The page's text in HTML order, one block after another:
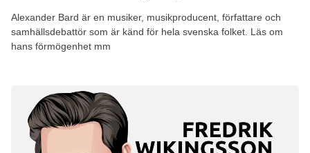
Alexander Bard är en musiker, musikproducent, författare och
samhällsdebattör som är känd för hela svenska folket. Läs om
hans förmögenhet mm